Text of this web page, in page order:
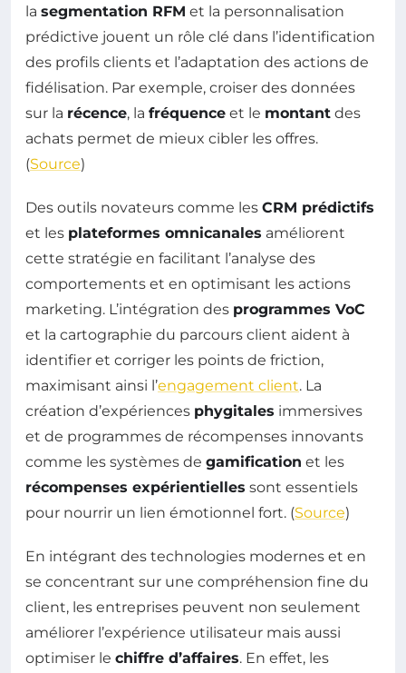
la segmentation RFM et la personnalisation
prédictive jouent un rôle clé dans l’identification
des profils clients et l’adaptation des actions de
fidélisation. Par exemple, croiser des données
sur la récence, la fréquence et le montant des
achats permet de mieux cibler les offres.
(Source)
Des outils novateurs comme les CRM prédictifs
et les plateformes omnicanales améliorent
cette stratégie en facilitant l’analyse des
comportements et en optimisant les actions
marketing. L’intégration des programmes VoC
et la cartographie du parcours client aident à
identifier et corriger les points de friction,
maximisant ainsi l’engagement client. La
création d’expériences phygitales immersives
et de programmes de récompenses innovants
comme les systèmes de gamification et les
récompenses expérientielles sont essentiels
pour nourrir un lien émotionnel fort. (Source)
En intégrant des technologies modernes et en
se concentrant sur une compréhension fine du
client, les entreprises peuvent non seulement
améliorer l’expérience utilisateur mais aussi
optimiser le chiffre d’affaires. En effet, les